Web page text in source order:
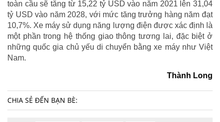
toàn cầu sẽ tăng từ 15,22 tỷ USD vào năm 2021 lên 31,04
tỷ USD vào năm 2028, với mức tăng trưởng hàng năm đạt
10,7%. Xe máy sử dụng năng lượng điện được xác định là
một phần trong hệ thống giao thông tương lai, đặc biệt ở
những quốc gia chủ yếu di chuyển bằng xe máy như Việt
Nam.
Thành Long
CHIA SẺ ĐẾN BẠN BÈ: